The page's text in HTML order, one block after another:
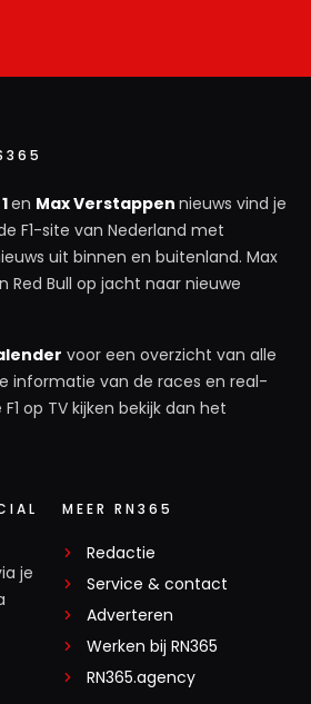
en Max Verstappen nieuws vind je
F1-site van Nederland met
uit binnen en buitenland. Max
Red Bull op jacht naar nieuwe
voor een overzicht van alle
informatie van de races en real-
op TV kijken bekijk dan het
je
MEER RN365
Redactie
Service & contact
Adverteren
Werken bij RN365
RN365.agency